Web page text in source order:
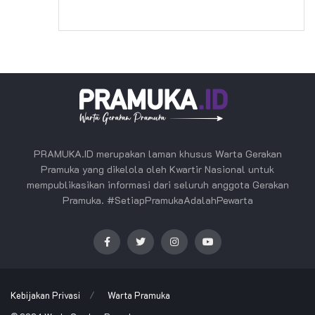
PRAMUKA.ID merupakan laman khusus Warta Gerakan
Pramuka yang dikelola oleh Kwartir Nasional untuk
mempublikasikan informasi dari seluruh anggota Gerakan
Pramuka. #SetiapPramukaAdalahPewarta
Kebijakan Privasi Warta Pramuka